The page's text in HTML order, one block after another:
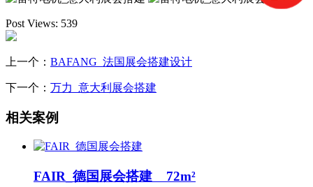
Post Views: 539
上一个： BAFANG_法国展会搭建设计
下一个： 万力_意大利展会搭建
相关案例
FAIR_德国展会搭建 72m²